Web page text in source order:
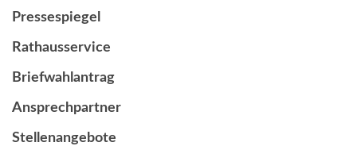
Pressespiegel
Rathausservice
Briefwahlantrag
Ansprechpartner
Stellenangebote